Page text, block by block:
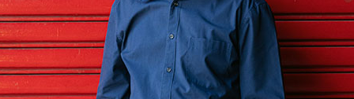
SHARE TWEET LINE EMAIL